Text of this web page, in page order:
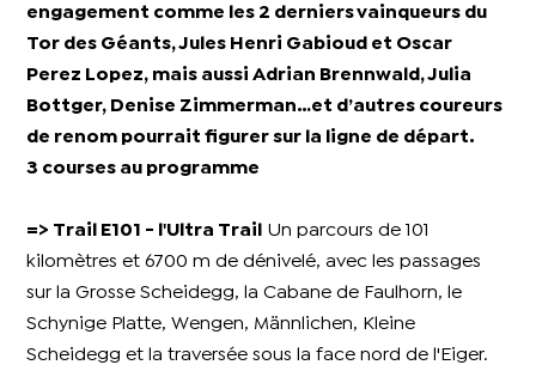
engagement comme les 2 derniers vainqueurs du
Tor des Géants, Jules Henri Gabioud et Oscar
Perez Lopez, mais aussi Adrian Brennwald, Julia
Bottger, Denise Zimmerman…et d’autres coureurs
de renom pourrait figurer sur la ligne de départ.
3 courses au programme
=> Trail E101 - l'Ultra Trail
Un parcours de 101
kilomètres et 6700 m de dénivelé, avec les passages
sur la Grosse Scheidegg, la Cabane de Faulhorn, le
Schynige Platte, Wengen, Männlichen, Kleine
Scheidegg et la traversée sous la face nord de l'Eiger.